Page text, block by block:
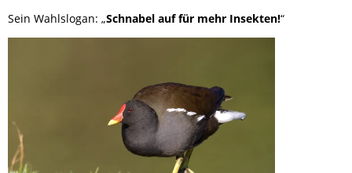
Sein Wahlslogan: „Schnabel auf für mehr Insekten!“